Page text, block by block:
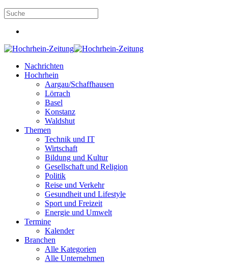
Nachrichten
Hochrhein
Aargau/Schaffhausen
Lörrach
Basel
Konstanz
Waldshut
Themen
Technik und IT
Wirtschaft
Bildung und Kultur
Gesellschaft und Religion
Politik
Reise und Verkehr
Gesundheit und Lifestyle
Sport und Freizeit
Energie und Umwelt
Termine
Kalender
Branchen
Alle Kategorien
Alle Unternehmen